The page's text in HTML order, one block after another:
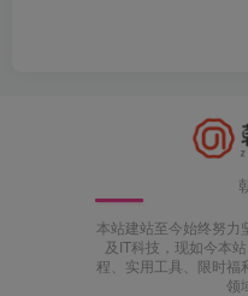
本站建站至今始终努力
及IT科技，现如今本
程、实用工具、限时福
领